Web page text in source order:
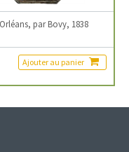
par Bovy, 1838
Ajouter au panier